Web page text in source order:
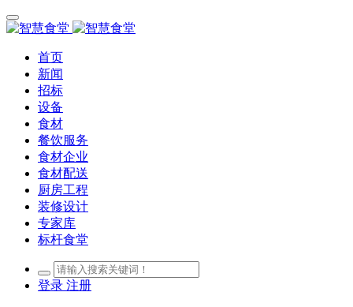
首页
新闻
招标
设备
食材
餐饮服务
食材企业
食材配送
厨房工程
装修设计
专家库
标杆食堂
登录 注册